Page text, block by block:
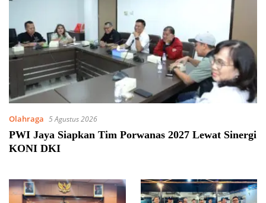
Olahraga 5 Agustus 2026
PWI Jaya Siapkan Tim Porwanas 2027 Lewat Sinergi
KONI DKI